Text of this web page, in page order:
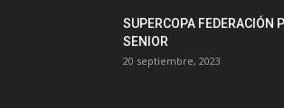
SUPERCOPA FEDERACIÓN
SENIOR
20 septiembre, 2023